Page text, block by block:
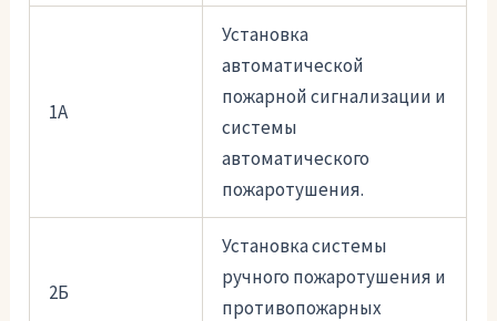
1А
Установка
автоматической
пожарной сигнализации и
системы
автоматического
пожаротушения.
2Б
Установка системы
ручного пожаротушения и
противопожарных